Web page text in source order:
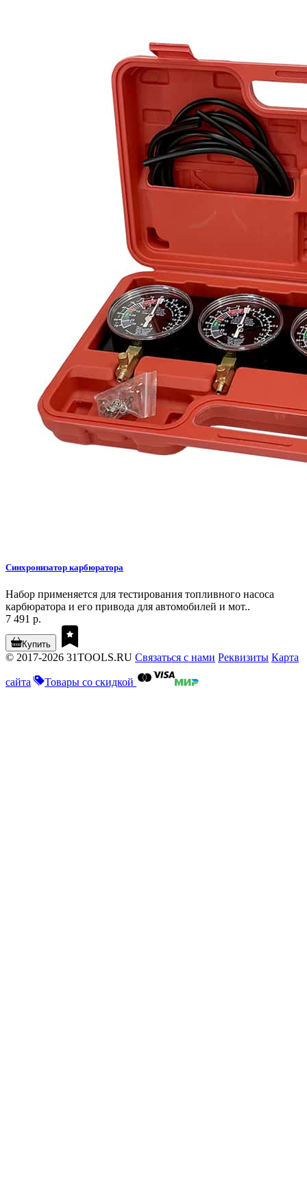
Синхронизатор карбюратора
Набор применяется для тестирования топливного насоса
карбюратора и его привода для автомобилей и мот..
7 491 р.
Купить
© 2017-2026 31TOOLS.RU Связаться с нами Реквизиты Карта
сайта Товары со скидкой